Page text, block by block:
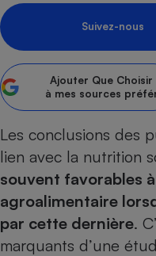
Suivez-nous
Ajouter Que Choisir
à mes sources
Les conclusions des
lien avec la nutrition
souvent favorables
agroalimentaire
par cette dernière.
marquants d’une